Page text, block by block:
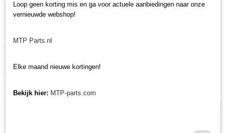
minitractormerken Yanmar, Iseki, Kubota en Shibaura.
filter, voor uw Kubota ST 30 Alpha, ST 35 Alpha, STV 32, STV 36, STV
40, GT 5 en GT 23, T 240D.
ons volledige
Kubota onderdelen assortiment
Ook interessant
Loop geen korting mis en ga voor actuele aanbiedingen naar onze
vernieuwde webshop!
MTP Parts.nl
Elke maand nieuwe kortingen!
Bekijk hier: MTP-parts.com